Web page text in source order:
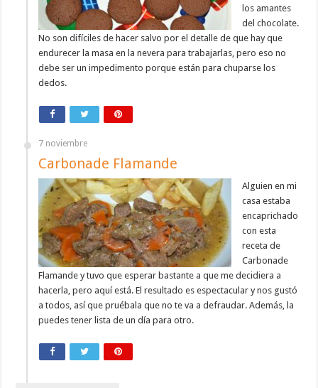
los amantes
del chocolate.
No son difíciles de hacer salvo por el detalle de que hay que
endurecer la masa en la nevera para trabajarlas, pero eso no
debe ser un impedimento porque están para chuparse los
dedos.
7 noviembre
Carbonade Flamande
Alguien en mi
casa estaba
encaprichado
con esta
receta de
Carbonade
Flamande y tuvo que esperar bastante a que me decidiera a
hacerla, pero aquí está. El resultado es espectacular y nos gustó
a todos, así que pruébala que no te va a defraudar. Además, la
puedes tener lista de un día para otro.